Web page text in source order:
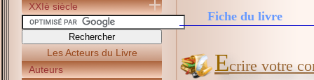
XXIè siècle
Les Acteurs du Livre
Auteurs
Fiche du livre
Ecrire votre